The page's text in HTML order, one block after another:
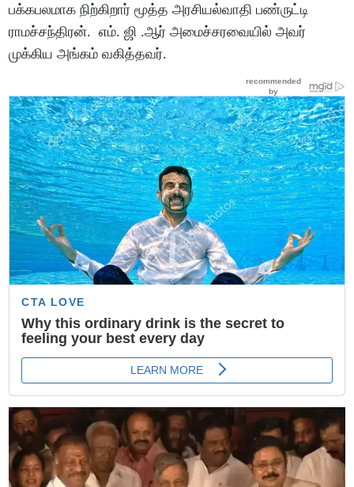
பக்கபலமாக நிற்கிறார் மூத்த அரசியல்வாதி பண்ருட்டி
ராமச்சந்திரன். எம். ஜி .ஆர் அமைச்சரவையில் அவர்
முக்கிய அங்கம் வகித்தவர்.